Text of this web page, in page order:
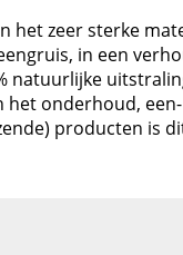
het zeer sterke
in een
natuurlijke
het onderhoud,
producten is